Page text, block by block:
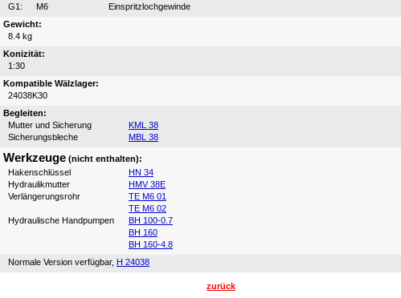
G1:
M6
Einspritzlochgewinde
Gewicht:
8.4 kg
Konizität:
1:30
Kompatible Wälzlager:
24038K30
Begleiten:
Mutter und Sicherung
KML 38
Sicherungsbleche
MBL 38
Werkzeuge (nicht enthalten):
Hakenschlüssel
HN 34
Hydraulikmutter
HMV 38E
Verlängerungsrohr
TE M6 01
TE M6 02
Hydraulische Handpumpen
BH 100-0.7
BH 160
BH 160-4.8
Normale Version verfügbar, H 24038
zurück